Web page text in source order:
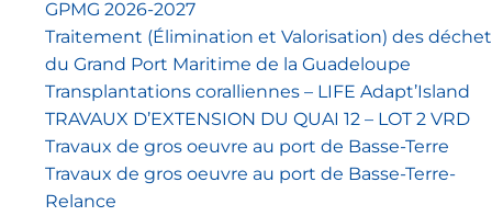
GPMG 2026-2027
Traitement (Élimination et Valorisation) des
du Grand Port Maritime de la Guadeloupe
Transplantations coralliennes – LIFE Adapt’Island
TRAVAUX D’EXTENSION DU QUAI 12 – LOT 2 VRD
Travaux de gros oeuvre au port de Basse-Terre
Travaux de gros oeuvre au port de Basse-Terre-
Relance